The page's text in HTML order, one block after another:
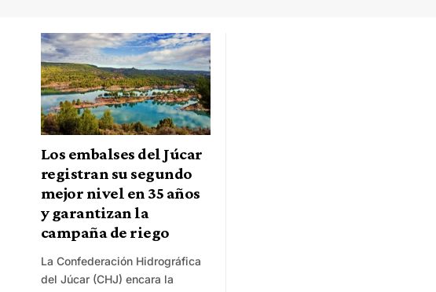
Los embalses del Júcar
registran su segundo
mejor nivel en 35 años
y garantizan la
campaña de riego
La Confederación Hidrográfica
del Júcar (CHJ) encara la